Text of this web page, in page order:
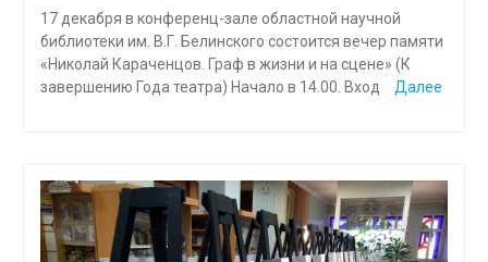
17 декабря в конференц-зале областной научной
библиотеки им. В.Г. Белинского состоится вечер памяти
«Николай Караченцов. Граф в жизни и на сцене» (К
завершению Года театра) Начало в 14.00. Вход
Далее